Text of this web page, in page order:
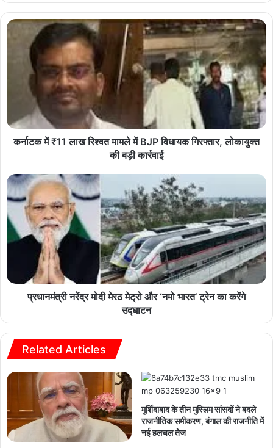
कर्नाटक में ₹11 लाख रिश्वत मामले में BJP विधायक गिरफ्तार, लोकायुक्त
की बड़ी कार्रवाई
प्रधानमंत्री नरेंद्र मोदी मेरठ मेट्रो और ‘नमो भारत’ ट्रेन का करेंगे
उद्घाटन
Related Articles
मुर्शिदाबाद के तीन मुस्लिम सांसदों ने बदले
राजनीतिक समीकरण, बंगाल की राजनीति में
नई हलचल तेज